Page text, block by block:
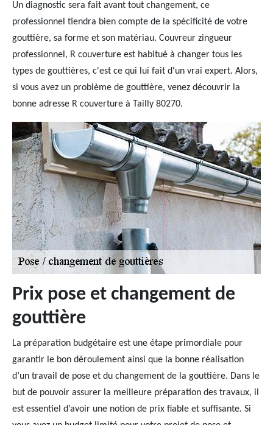
Un diagnostic sera fait avant tout changement, ce
professionnel tiendra bien compte de la spécificité de votre
gouttière, sa forme et son matériau. Couvreur zingueur
professionnel, R couverture est habitué à changer tous les
types de gouttières, c'est ce qui lui fait d'un vrai expert. Alors,
si vous avez un problème de gouttière, venez découvrir la
bonne adresse R couverture à Tailly 80270.
Prix pose et changement de
gouttière
La préparation budgétaire est une étape primordiale pour
garantir le bon déroulement ainsi que la bonne réalisation
d’un travail de pose et du changement de la gouttière. Dans le
but de pouvoir assurer la meilleure préparation des travaux, il
est essentiel d’avoir une notion de prix fiable et suffisante. Si